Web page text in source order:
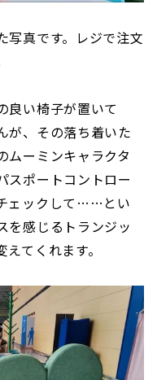
写真です。レジで注文
良い椅子が置いて
、その落ち着いた
ムーミンキャラクタ
スポートコントロー
ェックして……とい
を感じるトランジッ
てくれます。